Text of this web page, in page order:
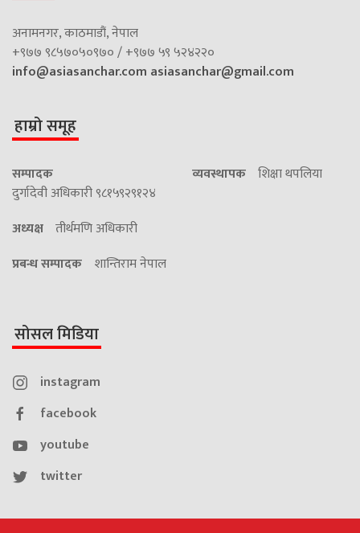
अनामनगर, काठमाडौं, नेपाल
+९७७ ९८५७०५०९७० / +९७७ ५९ ५२४२२०
info@asiasanchar.com asiasanchar@gmail.com
हाम्रो समूह
सम्पादक
दुर्गादेवी अधिकारी ९८१५९२९१२४
व्यवस्थापक शिक्षा थपलिया
अध्यक्ष तीर्थमणि अधिकारी
प्रबन्ध सम्पादक शान्तिराम नेपाल
सोसल मिडिया
instagram
facebook
youtube
twitter